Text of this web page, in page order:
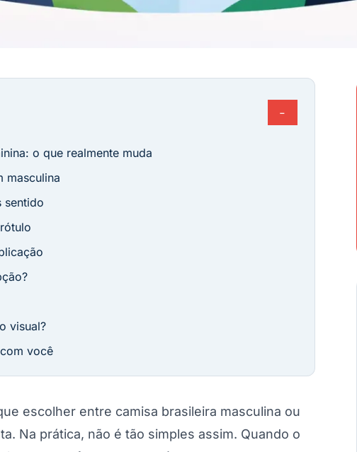
−
o que realmente muda
masculina
sentido
visual?
você
escolher entre camisa brasileira masculina ou
Na prática, não é tão simples assim. Quando o